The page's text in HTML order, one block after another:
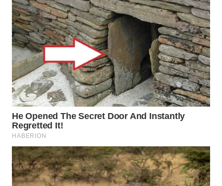
TV
WAHANANEWS
ID
WAHANANEWS
CO ID
WAHANANEWS
NET
SPORT
WAHANA